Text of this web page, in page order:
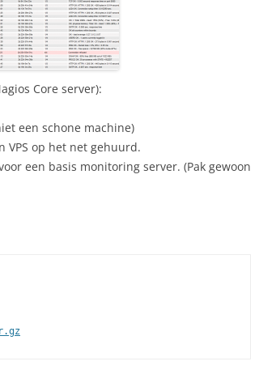
Core server):
een schone machine)
VPS op het net gehuurd.
een basis monitoring server. (Pak gewoon